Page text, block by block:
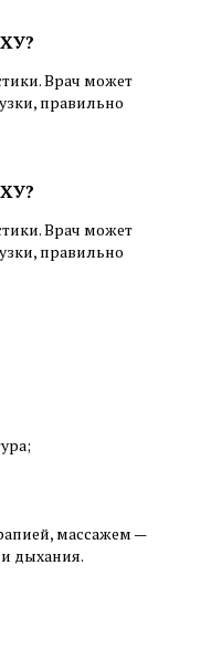
Врач может
правильно
Врач может
правильно
массажем —
дыхания.